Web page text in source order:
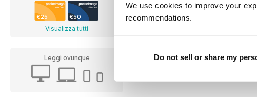
We use cookies to improve your
recommendations.
Do not sell or share my
€25 €50
Visualizza tutti
Leggi ovunque